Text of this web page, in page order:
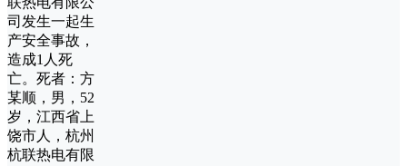
司发生一起生
产安全事故，
造成1人死
亡。死者：方
某顺，男，52
岁，江西省上
饶市人，杭州
杭联热电有限